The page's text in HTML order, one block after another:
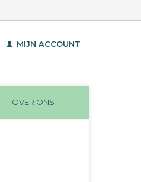
MIJN ACCOUNT
OVER ONS